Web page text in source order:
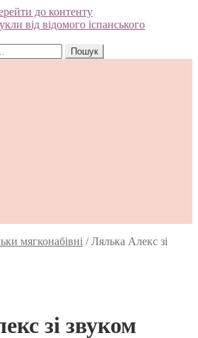
до контенту
Пошук
мягконабівні /Лялька Алекс зі
зі звуком